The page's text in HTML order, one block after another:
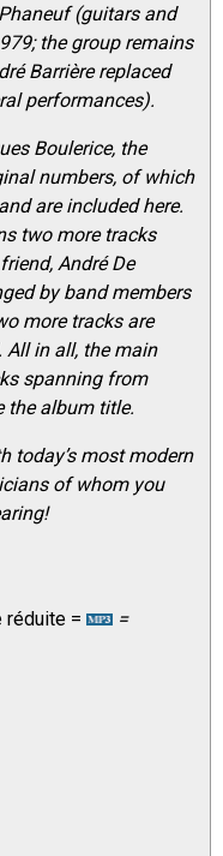
(guitars and
the group remains
Barrière replaced
performances).
Boulerice, the
numbers, of which
are included here.
two more tracks
André De
by band members
more tracks are
All in all, the main
spanning from
the album title.
today’s most modern
of whom you
réduite =
=